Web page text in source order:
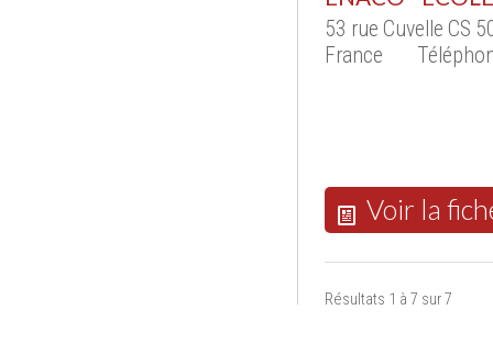
53 rue Cuvelle CS
France
Voir la
Résultats 1 à 7 sur 7